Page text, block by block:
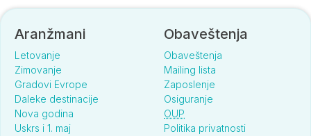
Aranžmani
Letovanje
Zimovanje
Gradovi Evrope
Daleke destinacije
Nova godina
Uskrs i 1. maj
Obaveštenja
Obaveštenja
Mailing lista
Zaposlenje
Osiguranje
OUP
Politika privatnosti